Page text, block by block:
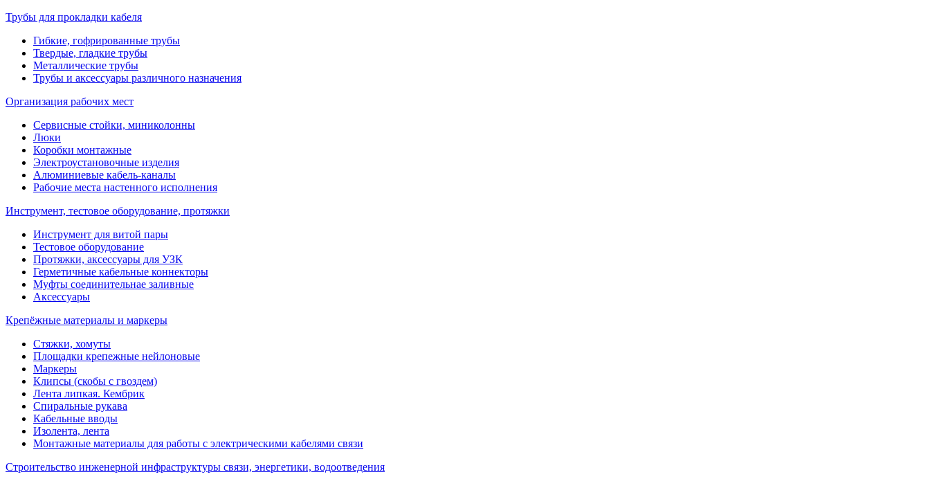
Трубы для прокладки кабеля
Гибкие, гофрированные трубы
Твердые, гладкие трубы
Металлические трубы
Трубы и аксессуары различного назначения
Организация рабочих мест
Сервисные стойки, миниколонны
Люки
Коробки монтажные
Электроустановочные изделия
Алюминиевые кабель-каналы
Рабочие места настенного исполнения
Инструмент, тестовое оборудование, протяжки
Инструмент для витой пары
Тестовое оборудование
Протяжки, аксессуары для УЗК
Герметичные кабельные коннекторы
Муфты соединительнае заливные
Аксессуары
Крепёжные материалы и маркеры
Стяжки, хомуты
Площадки крепежные нейлоновые
Маркеры
Клипсы (скобы с гвоздем)
Лента липкая. Кембрик
Спиральные рукава
Кабельные вводы
Изолента, лента
Монтажные материалы для работы с электрическими кабелями связи
Строительство инженерной инфраструктуры связи, энергетики, водоотведения